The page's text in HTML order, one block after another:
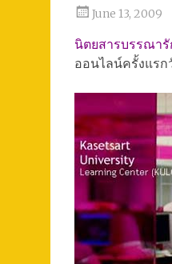
June 13, 2009
นิตยสารบรรณารั
ออนไลน์ครั้งแรก